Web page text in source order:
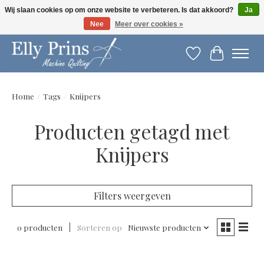
Let op: gewijzigde openingstijden!
Verlanglijst
Home / Tags / Knijpers
Producten getagd met
Knijpers
Filters weergeven
0 producten Sorteren op Nieuwste producten
Wij slaan cookies op om onze website te verbeteren. Is dat akkoord?
Ja
Nee
Meer over cookies »